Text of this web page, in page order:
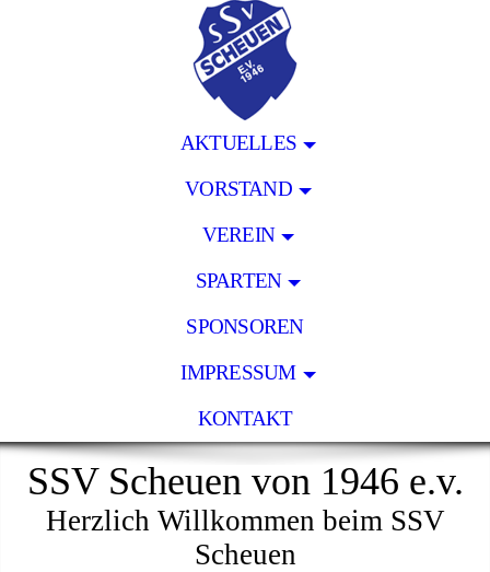
AKTUELLES
VORSTAND
VEREIN
SPARTEN
SPONSOREN
IMPRESSUM
KONTAKT
SSV Scheuen von 1946 e.v.
Herzlich Willkommen beim SSV
Scheuen